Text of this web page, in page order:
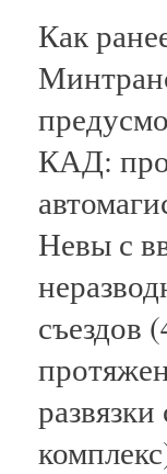
Как
КАД:
Невы с
съездов